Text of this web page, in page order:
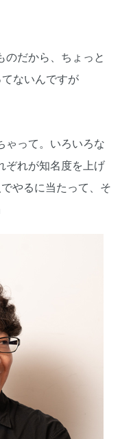
のだから、ちょっと
ないんですが
ゃって。いろいろな
ぞれが知名度を上げ
やるに当たって、そ